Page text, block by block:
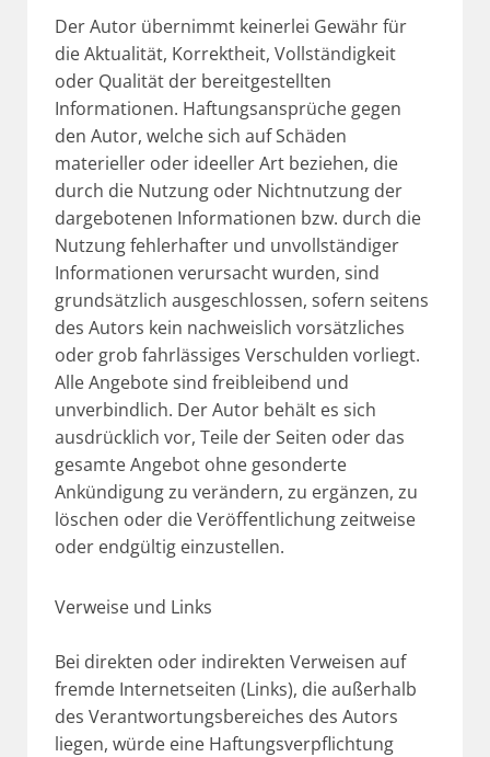
Der Autor übernimmt keinerlei Gewähr für
die Aktualität, Korrektheit, Vollständigkeit
oder Qualität der bereitgestellten
Informationen. Haftungsansprüche gegen
den Autor, welche sich auf Schäden
materieller oder ideeller Art beziehen, die
durch die Nutzung oder Nichtnutzung der
dargebotenen Informationen bzw. durch die
Nutzung fehlerhafter und unvollständiger
Informationen verursacht wurden, sind
grundsätzlich ausgeschlossen, sofern seitens
des Autors kein nachweislich vorsätzliches
oder grob fahrlässiges Verschulden vorliegt.
Alle Angebote sind freibleibend und
unverbindlich. Der Autor behält es sich
ausdrücklich vor, Teile der Seiten oder das
gesamte Angebot ohne gesonderte
Ankündigung zu verändern, zu ergänzen, zu
löschen oder die Veröffentlichung zeitweise
oder endgültig einzustellen.
Verweise und Links
Bei direkten oder indirekten Verweisen auf
fremde Internetseiten (Links), die außerhalb
des Verantwortungsbereiches des Autors
liegen, würde eine Haftungsverpflichtung